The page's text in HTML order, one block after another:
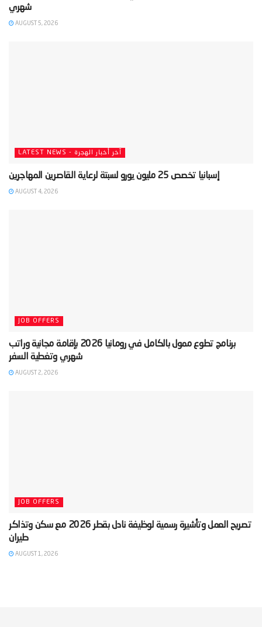
شهري‬
AUGUST 5, 2026
LATEST NEWS - آخر أخبار الهجرة
AUGUST 4, 2026
JOB OFFERS
‫برنامج تطوع ممول بالكامل في رومانيا 2026 بإقامة مجانية وراتب
شهري وتغطية السفر‬
AUGUST 2, 2026
JOB OFFERS
‫تصريح العمل وتأشيرة رسمية لوظيفة نادل بقطر 2026 مع سكن وتذاكر
طيران‬
AUGUST 1, 2026